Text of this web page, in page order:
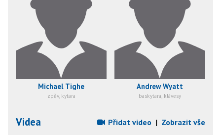
Michael Tighe
zpěv, kytara
Andrew Wyatt
baskytara, klávesy
Videa Přidat video | Zobrazit vše